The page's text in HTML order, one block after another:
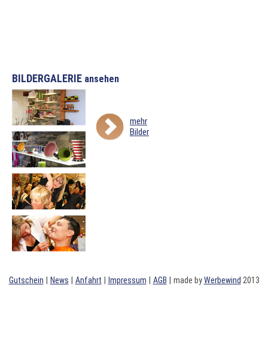
BILDERGALERIE ansehen
mehr
Bilder
Gutschein News Anfahrt Impressum AGB made byWerbewind 2013